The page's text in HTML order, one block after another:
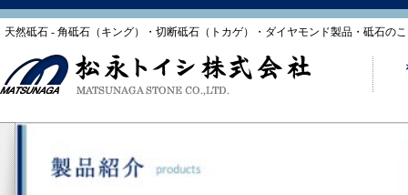
天然砥石 - 角砥石（キング）・切断砥石（トカゲ）・ダイヤモンド製品・砥石の